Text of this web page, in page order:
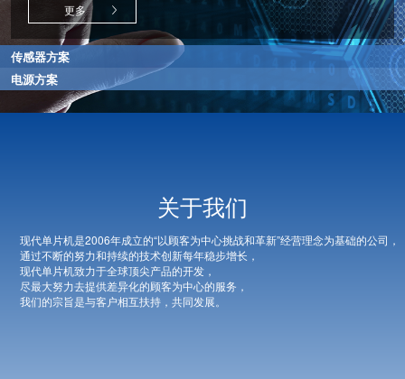
更多
传感器方案
现代单片机提供高精度前端模拟的传感器解决方案.
触摸解决方案集成了可识别电容变化的高性能模拟电路和低功耗MCU.
为触摸键. 滑动以及佩戴识别提供了最优化解决方案
此外.
电源方案
电源方案
现代单片机的电源解决方案提供UFC（通用快速充电器）
MCU和无线充电器MCU
关于我们
现代单片机是2006年成立的“以顾客为中心挑战和革新”经营理念为基础的公司，
通过不断的努力和持续的技术创新每年稳步增长，
现代单片机致力于全球顶尖产品的开发，
尽最大努力去提供差异化的顾客为中心的服务，
我们的宗旨是与客户相互扶持，共同发展。